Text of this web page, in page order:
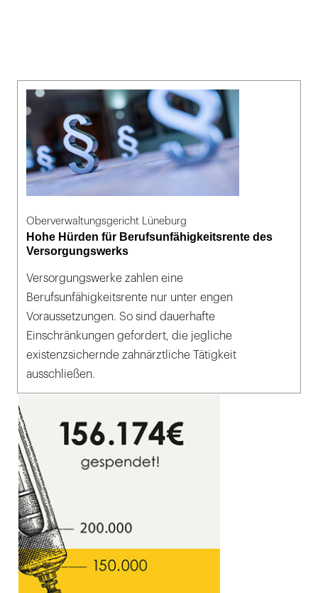
Oberverwaltungsgericht Lüneburg
Hohe Hürden für Berufsunfähigkeitsrente des
Versorgungswerks
Versorgungswerke zahlen eine
Berufsunfähigkeitsrente nur unter engen
Voraussetzungen. So sind dauerhafte
Einschränkungen gefordert, die jegliche
existenzsichernde zahnärztliche Tätigkeit
ausschließen.